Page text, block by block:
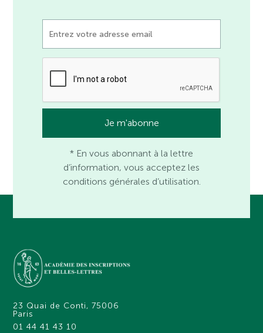
* En vous abonnant à la lettre
d’information, vous acceptez les
conditions générales d’utilisation.
23 Quai de Conti, 75006
Paris
01 44 41 43 10